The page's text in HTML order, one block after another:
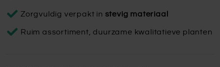
Zorgvuldig verpakt in stevig materiaal
Ruim assortiment, duurzame kwalitatieve planten